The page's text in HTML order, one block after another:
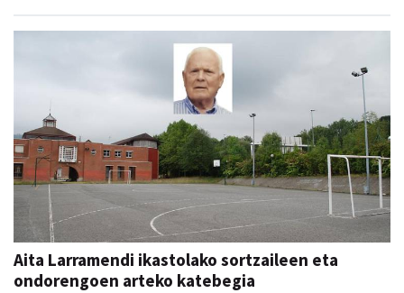
Aita Larramendi ikastolako sortzaileen eta
ondorengoen arteko katebegia